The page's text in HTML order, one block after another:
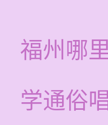
福州哪
学通俗